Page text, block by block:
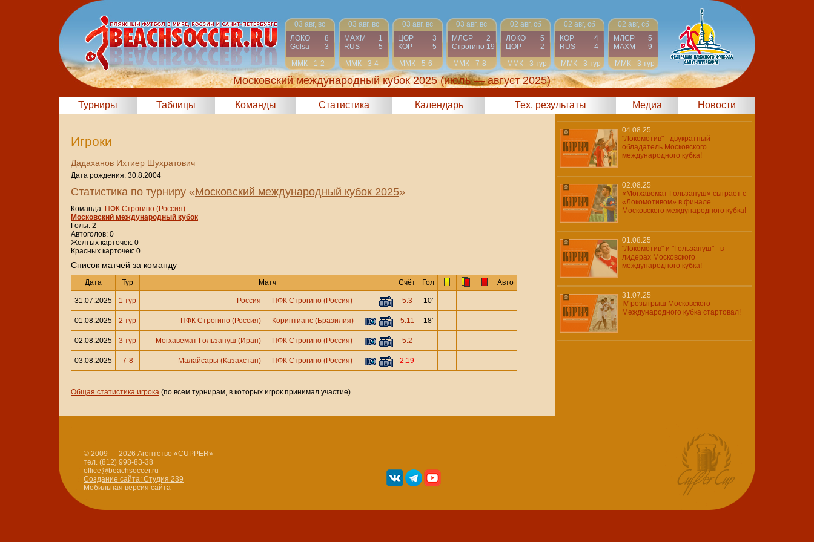
03 авг, вс
ЛОКО
8
Golsa
3
ММК
1-2
03 авг, вс
МАХМ
1
RUS
5
ММК
3-4
03 авг, вс
ЦОР
3
КОР
5
ММК
5-6
03 авг, вс
МЛСР
2
Строгино 19
ММК
7-8
02 авг, сб
ЛОКО
5
ЦОР
2
ММК
3 тур
02 авг, сб
КОР
4
RUS
4
ММК
3 тур
02 авг, сб
МЛСР
5
МАХМ
9
ММК
3 тур
Московский международный кубок 2025 (июль — август 2025)
Турниры Таблицы Команды Статистика Календарь Тех. результаты Медиа Новости
Игроки
Дадаханов Ихтиер Шухратович
Дата рождения: 30.8.2004
Статистика по турниру «Московский международный кубок 2025»
Команда: ПФК Строгино (Россия)
Московский международный кубок
Голы: 2
Автоголов: 0
Желтых карточек: 0
Красных карточек: 0
Cписок матчей за команду
Дата Тур Матч Счёт Гол Авто
31.07.2025 1 тур Россия — ПФК Строгино (Россия) 5:3 10'
01.08.2025 2 тур ПФК Строгино (Россия) — Коринтианс (Бразилия) 5:11 18'
02.08.2025 3 тур Могхавемат Гользапуш (Иран) — ПФК Строгино (Россия) 5:2
03.08.2025 7-8 Малайсары (Казахстан) — ПФК Строгино (Россия) 2:19
Общая статистика игрока (по всем турнирам, в которых игрок принимал участие)
04.08.25
"Локомотив" - двукратный
обладатель Московского
международного кубка!
02.08.25
«Могхавемат Гользапуш» сыграет с
«Локомотивом» в финале
Московского международного кубка!
01.08.25
"Локомотив" и "Гользапуш" - в
лидерах Московского
международного кубка!
31.07.25
IV розыгрыш Московского
Международного кубка стартовал!
© 2009 — 2026 Агентство «CUPPER»
тел. (812) 998-83-38
office@beachsoccer.ru
Создание сайта: Студия 239
Мобильная версия сайта